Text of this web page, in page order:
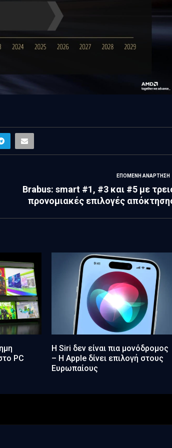
ΕΠΌΜΕΝΗ ΑΝΆΡΤΗΣΗ
Brabus: smart #1, #3 και #5 με
προνομιακές επιλογές
PC
Η Siri δεν είναι πια μονόδρομος
– Η Apple δίνει επιλογή στους
Ευρωπαίους